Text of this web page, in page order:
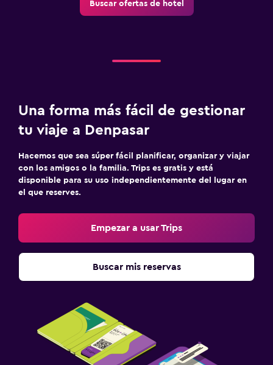
Buscar ofertas de hotel
Una forma más fácil de gestionar
tu viaje a Denpasar
Hacemos que sea súper fácil planificar, organizar y viajar
con los amigos o la familia. Trips es gratis y está
disponible para su uso independientemente del lugar en
el que reserves.
Empezar a usar Trips
Buscar mis reservas